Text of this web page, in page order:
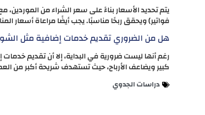
يتم تحديد الأسعار بناءً على سعر الشراء من
فواتير) ويحقق ربحًا مناسبًا. يجب أيضًا مراعاة أسعار
هل من الضروري تقديم خدمات إضافية مثل
رغم أنها ليست ضرورية في البداية، إلا أن تقديم
كبير ويضاعف الأرباح، حيث تستهدف شريحة أكبر من
دراسات الجدوي